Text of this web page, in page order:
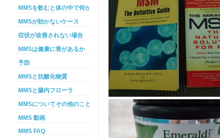
MMSを飲むと体の中で何が起こるか
MMSが効かないケース
症状が改善されない場合
MMSは健康に害があるか
予防
MMSと抗酸化物質
MMSと腸内フローラ
MMSについてその他のこと
MMS 動画
MMS FAQ